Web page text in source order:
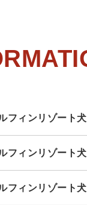
フィンリゾート
フィンリゾート
フィンリゾート